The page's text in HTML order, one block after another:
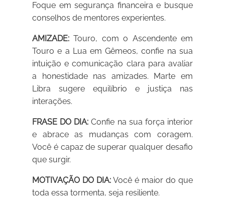
Foque em segurança financeira e busque
conselhos de mentores experientes.
AMIZADE: Touro, com o Ascendente em
Touro e a Lua em Gêmeos, confie na sua
intuição e comunicação clara para avaliar
a honestidade nas amizades. Marte em
Libra sugere equilíbrio e justiça nas
interações.
FRASE DO DIA: Confie na sua força interior
e abrace as mudanças com coragem.
Você é capaz de superar qualquer desafio
que surgir.
MOTIVAÇÃO DO DIA: Você é maior do que
toda essa tormenta, seja resiliente.